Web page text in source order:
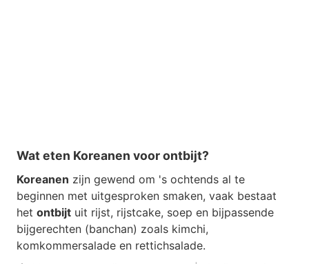
Wat eten Koreanen voor ontbijt?
Koreanen zijn gewend om 's ochtends al te
beginnen met uitgesproken smaken, vaak bestaat
het ontbijt uit rijst, rijstcake, soep en bijpassende
bijgerechten (banchan) zoals kimchi,
komkommersalade en rettichsalade.